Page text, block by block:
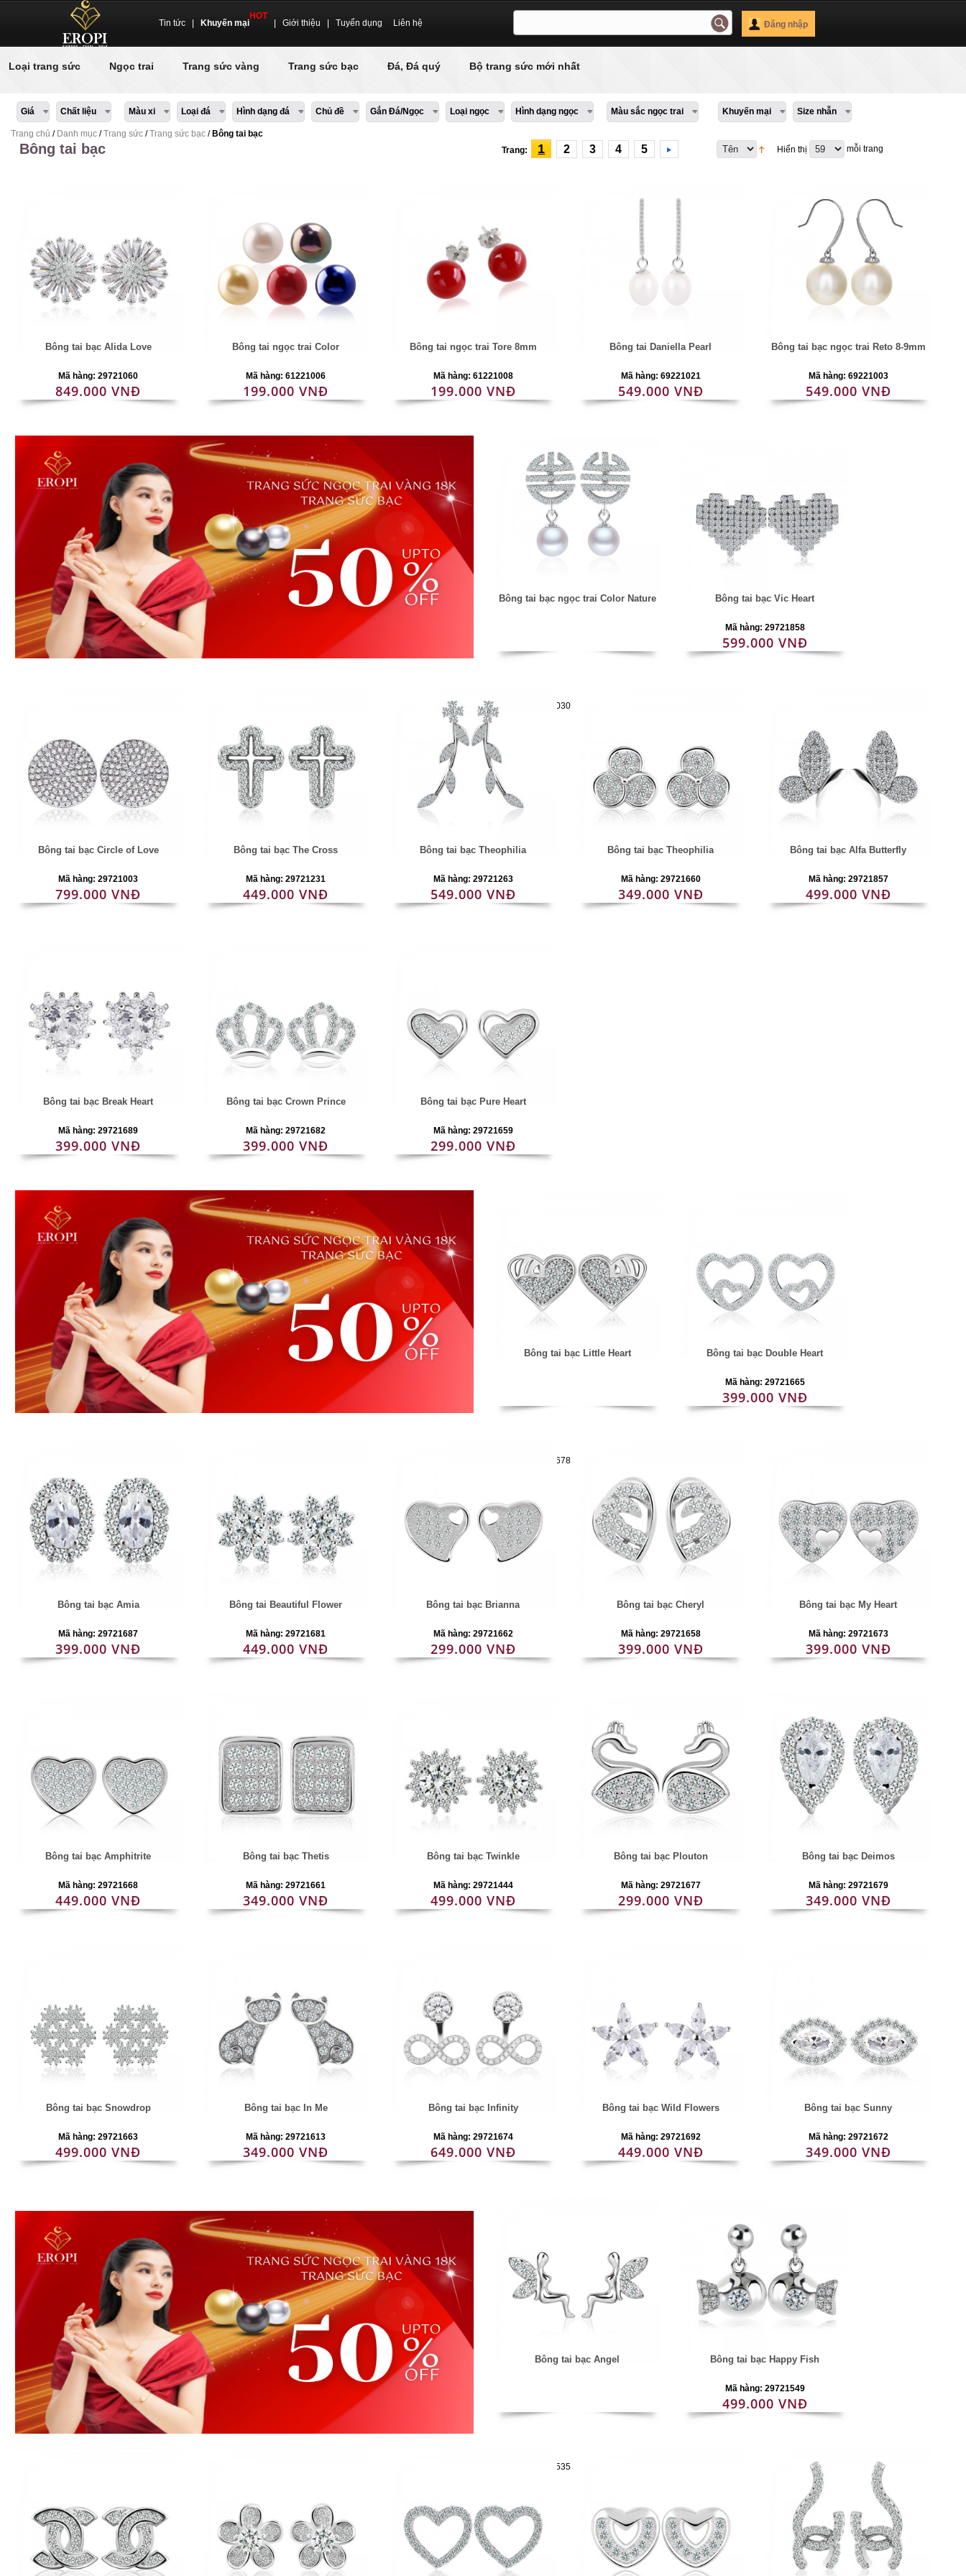
Tin tức Khuyến mại
HOT
Giới thiệu Tuyển dụng Liên hệ Đăng nhập
Loại trang sức Ngọc trai Trang sức vàng Trang sức bạc Đá, Đá quý Bộ trang sức mới nhất
Giá Chất liệu Màu xi Loại đá Hình dạng đá Chủ đề Gắn Đá/Ngọc Loại ngọc Hình dạng ngọc Màu sắc ngọc trai Khuyến mại Size nhẫn
Trang chủ / Danh mục /Trang sức /Trang sức bạc / Bông tai bạc
Bông tai bạc Hiển thị mỗi trang
Trang: 1 2 3 4 5
Bông tai bạc Alida Love
Mã hàng: 29721060
849.000 VNĐ
Bông tai ngọc trai Color
Mã hàng: 61221006
199.000 VNĐ
Bông tai ngọc trai Tore 8mm
Mã hàng: 61221008
199.000 VNĐ
Bông tai Daniella Pearl
Mã hàng: 69221021
549.000 VNĐ
Bông tai bạc ngọc trai Reto 8-9mm
Mã hàng: 69221003
549.000 VNĐ
Bông tai bạc ngọc trai Color Nature
Mã hàng:61221030
Bông tai bạc Vic Heart
Mã hàng: 29721858
599.000 VNĐ
Bông tai bạc Circle of Love
Mã hàng: 29721003
799.000 VNĐ
Bông tai bạc The Cross
Mã hàng: 29721231
449.000 VNĐ
Bông tai bạc Theophilia
Mã hàng: 29721263
549.000 VNĐ
Bông tai bạc Theophilia
Mã hàng: 29721660
349.000 VNĐ
Bông tai bạc Alfa Butterfly
Mã hàng: 29721857
499.000 VNĐ
Bông tai bạc Break Heart
Mã hàng: 29721689
399.000 VNĐ
Bông tai bạc Crown Prince
Mã hàng: 29721682
399.000 VNĐ
Bông tai bạc Pure Heart
Mã hàng: 29721659
299.000 VNĐ
Bông tai bạc Little Heart
Mã hàng:29721678
Bông tai bạc Double Heart
Mã hàng: 29721665
399.000 VNĐ
Bông tai bạc Amia
Mã hàng: 29721687
399.000 VNĐ
Bông tai Beautiful Flower
Mã hàng: 29721681
449.000 VNĐ
Bông tai bạc Brianna
Mã hàng: 29721662
299.000 VNĐ
Bông tai bạc Cheryl
Mã hàng: 29721658
399.000 VNĐ
Bông tai bạc My Heart
Mã hàng: 29721673
399.000 VNĐ
Bông tai bạc Amphitrite
Mã hàng: 29721668
449.000 VNĐ
Bông tai bạc Thetis
Mã hàng: 29721661
349.000 VNĐ
Bông tai bạc Twinkle
Mã hàng: 29721444
499.000 VNĐ
Bông tai bạc Plouton
Mã hàng: 29721677
299.000 VNĐ
Bông tai bạc Deimos
Mã hàng: 29721679
349.000 VNĐ
Bông tai bạc Snowdrop
Mã hàng: 29721663
499.000 VNĐ
Bông tai bạc In Me
Mã hàng: 29721613
349.000 VNĐ
Bông tai bạc Infinity
Mã hàng: 29721674
649.000 VNĐ
Bông tai bạc Wild Flowers
Mã hàng: 29721692
449.000 VNĐ
Bông tai bạc Sunny
Mã hàng: 29721672
349.000 VNĐ
Bông tai bạc Angel
Mã hàng:29721535
Bông tai bạc Happy Fish
Mã hàng: 29721549
499.000 VNĐ